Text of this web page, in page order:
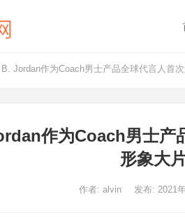
B. Jordan作为Coach男士产品全球代言人首
作为Coach男士产
形象大
作者: alvin 发布: 2021